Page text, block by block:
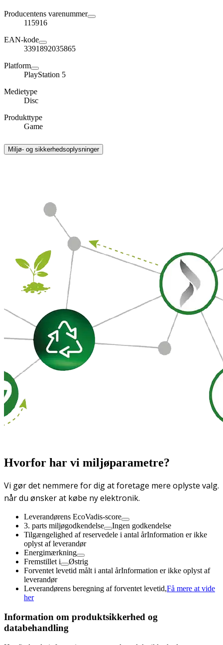
Producentens varenummer
115916
EAN-kode
3391892035865
Platform
PlayStation 5
Medietype
Disc
Produkttype
Game
Miljø- og sikkerhedsoplysninger
Hvorfor har vi miljøparametre?
Vi gør det nemmere for dig at foretage mere oplyste valg.
når du ønsker at købe ny elektronik.
Leverandørens EcoVadis-score
3. parts miljøgodkendelse
Ingen godkendelse
Tilgængelighed af reservedele i antal årInformation er ikke
oplyst af leverandør
Energimærkning
Fremstillet i
Østrig
Forventet levetid målt i antal årInformation er ikke oplyst af
leverandør
Leverandørens beregning af forventet levetid,Få mere at vide
her
Information om produktsikkerhed og
databehandling